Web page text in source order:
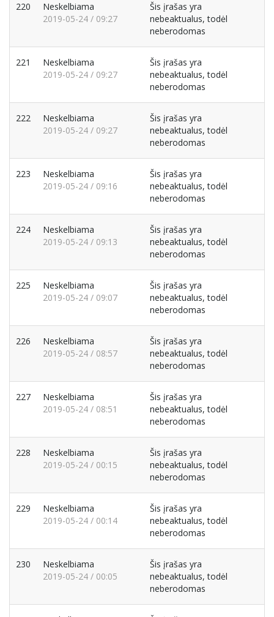
220
Neskelbiama
2019-05-24 / 09:27
Šis įrašas yra
nebeaktualus, todėl
neberodomas
221
Neskelbiama
2019-05-24 / 09:27
Šis įrašas yra
nebeaktualus, todėl
neberodomas
222
Neskelbiama
2019-05-24 / 09:27
Šis įrašas yra
nebeaktualus, todėl
neberodomas
223
Neskelbiama
2019-05-24 / 09:16
Šis įrašas yra
nebeaktualus, todėl
neberodomas
224
Neskelbiama
2019-05-24 / 09:13
Šis įrašas yra
nebeaktualus, todėl
neberodomas
225
Neskelbiama
2019-05-24 / 09:07
Šis įrašas yra
nebeaktualus, todėl
neberodomas
226
Neskelbiama
2019-05-24 / 08:57
Šis įrašas yra
nebeaktualus, todėl
neberodomas
227
Neskelbiama
2019-05-24 / 08:51
Šis įrašas yra
nebeaktualus, todėl
neberodomas
228
Neskelbiama
2019-05-24 / 00:15
Šis įrašas yra
nebeaktualus, todėl
neberodomas
229
Neskelbiama
2019-05-24 / 00:14
Šis įrašas yra
nebeaktualus, todėl
neberodomas
230
Neskelbiama
2019-05-24 / 00:05
Šis įrašas yra
nebeaktualus, todėl
neberodomas